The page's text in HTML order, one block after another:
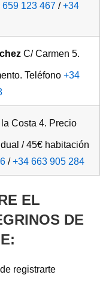
659 123 467 /+34
C/ Carmen 5.
Teléfono +34
Costa 4. Precio
/ 45€ habitación
/+34 663 905 284
EL
DE
registrarte